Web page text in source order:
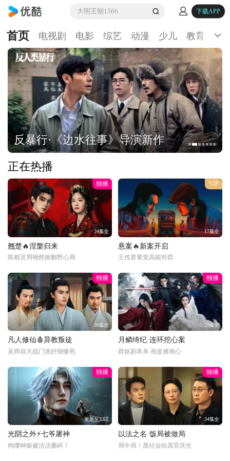
大明王朝1566 下载APP
首页 电视剧 电影 综艺 动漫 少儿 教育 生
反暴行·《边水往事》导演新作
正在热播
独播
24集全
翘楚🔥涅槃归来
陈都灵周翊然掀翻野心局
VIP
17集全
悬案🔥新案开启
王传君黄觉高能对弈
独播
30集全
凡人修仙🩸异教叛徒
吴师叔大战门派奸细惨死
独播
29集全
月鳞绮纪·连环挖心案
群妖剧本杀 画皮难画心
独播
更新至33话
光阴之外⚡七爷屠神
拘缨神躯被活活撕碎！
独播
34集全
以法之名·饭局被做局
局中局！黑社会给高官庆生